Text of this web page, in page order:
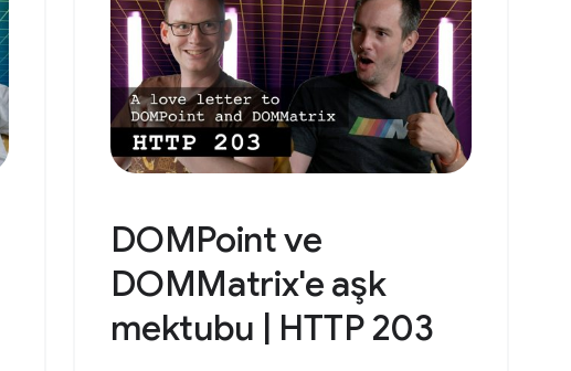
DOMPoint ve
DOMMatrix'e aşk
mektubu | HTTP 203